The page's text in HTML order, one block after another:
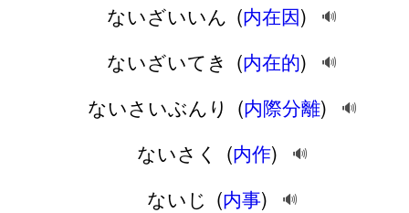
ないざいいん (内在因) 🔊
ないざいてき (内在的) 🔊
ないさいぶんり (内際分離) 🔊
ないさく (内作) 🔊
ないじ (内事) 🔊